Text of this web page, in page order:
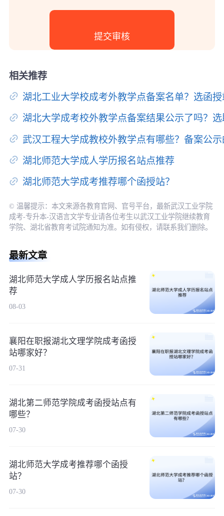
相关推荐
湖北工业大学校成考外教学点备案名单？选函
湖北大学成考校外教学点备案结果公示了吗？
武汉工程大学成教校外教学点有哪些？备案公
湖北师范大学成人学历报名站点推荐
湖北师范大学成考推荐哪个函授站？
© 温馨提示：本文来源各教育官网、官号平台，最新武汉工业学院
成考-专升本-汉语言文学专业请各位考生以武汉工业学院继续教育
学院、湖北省教育考试院通知为准。如有侵权，请联系我们删除。
最新文章
湖北师范大学成人学历报名站点推
荐
08-03
襄阳在职报湖北文理学院成考函授
站哪家好？
07-31
湖北第二师范学院成考函授站点有
哪些？
07-30
湖北师范大学成考推荐哪个函授
站？
07-30